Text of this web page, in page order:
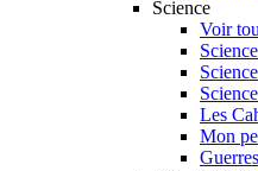
Science
Voir
Les
Mon